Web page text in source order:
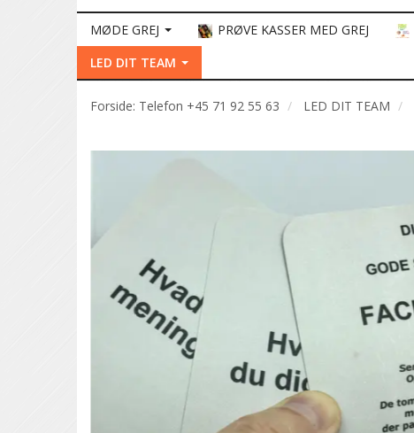
MØDE GREJ PRØVE KASSER MED GREJ
LED DIT TEAM
Forside: Telefon +45 71 92 55 63 LED DIT TEAM